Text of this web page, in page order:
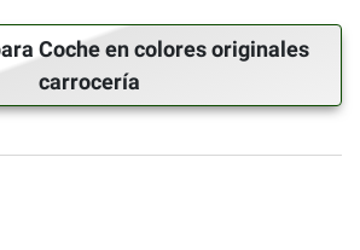
Coche en colores originales
carrocería